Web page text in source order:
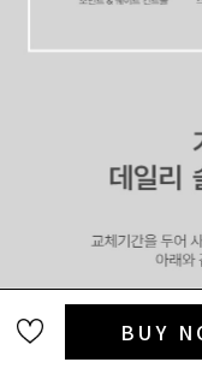
BUY